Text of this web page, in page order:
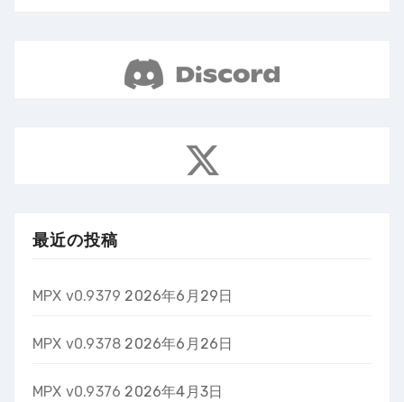
最近の投稿
MPX v0.9379 2026年6月29日
MPX v0.9378 2026年6月26日
MPX v0.9376 2026年4月3日